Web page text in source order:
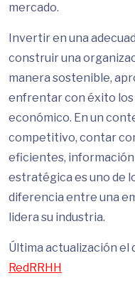
mercado.
Invertir en una
construir una
manera sostenible,
enfrentar con éxito
económico. En un
competitivo, contar
eficientes,
estratégica es uno de
diferencia entre una
lidera su industria.
Última actualización el
RedRRHH